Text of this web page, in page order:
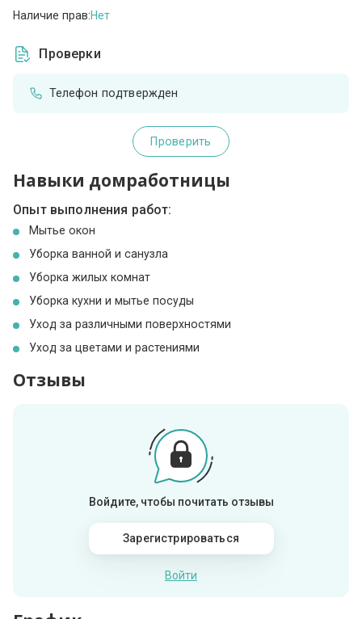
Наличие прав:Нет
Проверки
Телефон подтвержден
Проверить
Навыки домработницы
Опыт выполнения работ:
Мытье окон
Уборка ванной и санузла
Уборка жилых комнат
Уборка кухни и мытье посуды
Уход за различными поверхностями
Уход за цветами и растениями
Отзывы
Войдите, чтобы почитать отзывы
Зарегистрироваться
Войти